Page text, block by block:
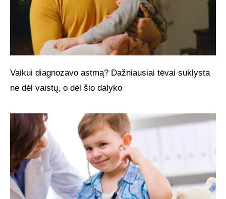
Vaikui diagnozavo astmą? Dažniausiai tėvai suklysta
ne dėl vaistų, o dėl šio dalyko